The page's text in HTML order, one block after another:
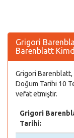
Grigori
Barenblatt
Grigori Barenblatt,
Doğum Tarihi 10
vefat etmiştir.
Grigori
Tarihi: